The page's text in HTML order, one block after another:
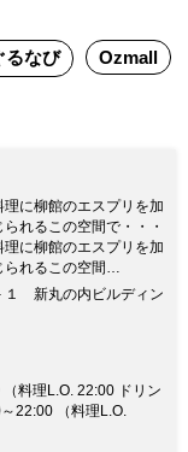
るなび Ozmall
に柳館のエスプリを加
れるこの空間で・・・
に柳館のエスプリを加
られるこの空間
ニュの人のこと。ビル
には、フランスでも数
めるスペースになって
理を中心に柳館のエス
のあるもの。何もかも
で、思いっきり美味し
んで下さい。
１ 新丸の内ビルディン
料理L.O. 22:00 ドリン
22:00 （料理L.O.